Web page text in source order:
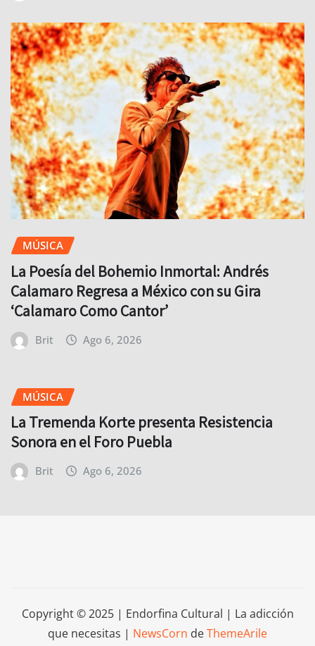
MÚSICA
La Poesía del Bohemio Inmortal: Andrés
Calamaro Regresa a México con su Gira
‘Calamaro Como Cantor’
Brit Ago 6, 2026
MÚSICA
La Tremenda Korte presenta Resistencia
Sonora en el Foro Puebla
Brit Ago 6, 2026
Copyright © 2025 | Endorfina Cultural | La adicción
que necesitas | NewsCorn deThemeArile